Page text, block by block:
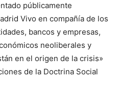
públicamente
Vivo en compañía de los
bancos y empresas,
neoliberales y
en el origen de la crisis»
de la Doctrina Social